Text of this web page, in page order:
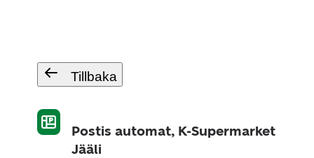
Tillbaka
Postis automat, K-Supermarket
Jääli